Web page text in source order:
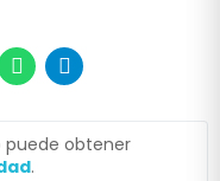
obtener
.